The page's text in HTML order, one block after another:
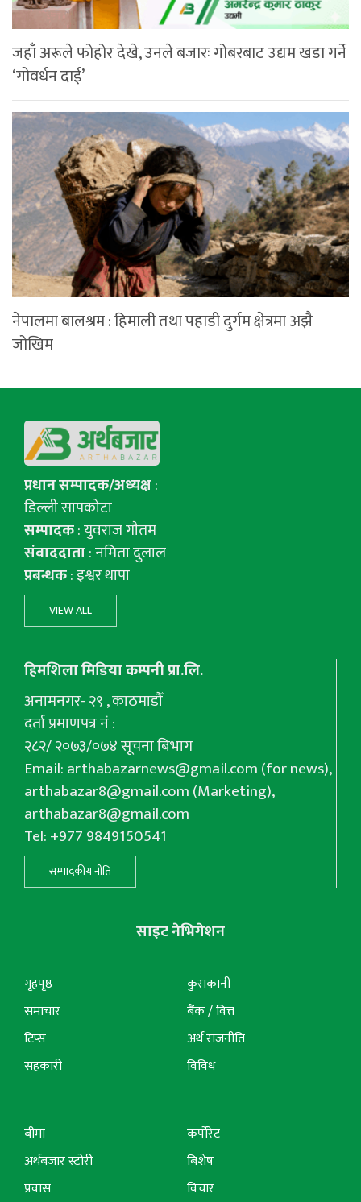
जहाँ अरूले फोहोर देखे, उनले बजारः गोबरबाट उद्यम खडा गर्ने
‘गोवर्धन दाई’
नेपालमा बालश्रम : हिमाली तथा पहाडी दुर्गम क्षेत्रमा अझै
जोखिम
प्रधान सम्पादक/अध्यक्ष:
डिल्ली सापकोटा
सम्पादक: युवराज गाैतम
संवाददाता: नमिता दुलाल
प्रबन्धक: इश्वर थापा
VIEW ALL
हिमशिला मिडिया कम्पनी प्रा.लि.
अनामनगर- २९ , काठमाडौँ
दर्ता प्रमाणपत्र नं :
२८२/ २०७३/०७४ सूचना बिभाग
Email:arthabazarnews@gmail.com(for news),
arthabazar8@gmail.com(Marketing),
arthabazar8@gmail.com
Tel: +977 9849150541
सम्पादकीय नीति
साइट नेभिगेशन
गृहपृष्ठ
समाचार
टिप्स
सहकारी
कुराकानी
बैंक / वित्त
अर्थ राजनीति
विविध
बीमा
अर्थबजार स्टोरी
प्रवास
कर्पोरेट
बिशेष
विचार